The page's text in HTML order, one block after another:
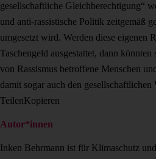
gesellschaftliche Gleichberechtigung“
und anti-rassistische Politik zeitgemäß
umgesetzt wird. Werden diese eigenen
Taschengeld ausgestattet, dann
von Rassismus betroffene Menschen
damit sogar auch den gesellschaftlichen
TeilenKopieren
Autor*innen
Inken Behrmann ist für Klimaschutz